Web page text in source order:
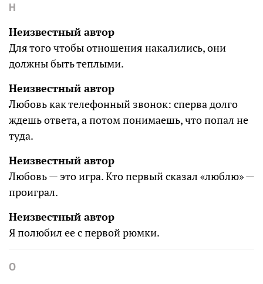
Н
Неизвестный автор
Для того чтобы отношения накалились, они
должны быть теплыми.
Неизвестный автор
Любовь как телефонный звонок: сперва долго
ждешь ответа, а потом понимаешь, что попал не
туда.
Неизвестный автор
Любовь — это игра. Кто первый сказал «люблю» —
проиграл.
Неизвестный автор
Я полюбил ее с первой рюмки.
О